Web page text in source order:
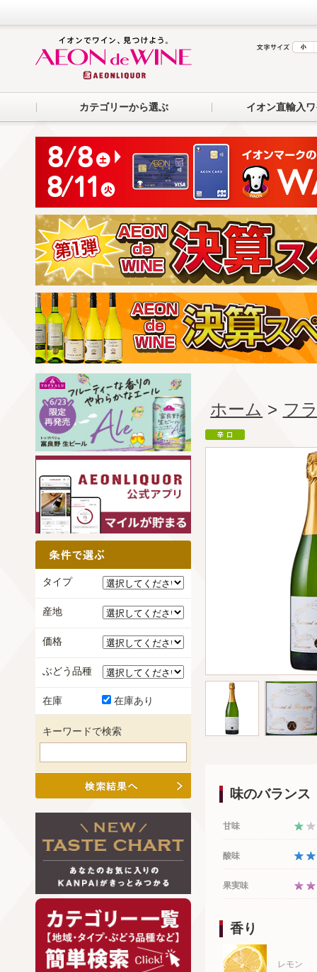
カテゴリーから選ぶ イオン直輸入
ホーム > フ
味のバランス
甘味
酸味
果実味
香り
レモン
タイプ
産地
価格
ぶどう品種
在庫 在庫あり
キーワードで検索